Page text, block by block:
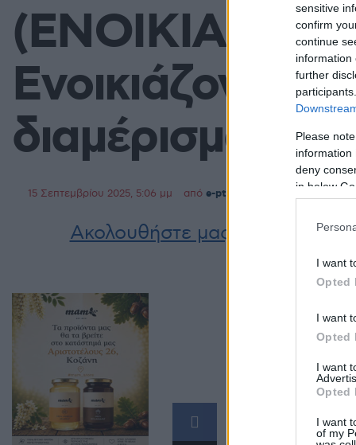
sensitive
confirm
continue
information
further
Please
information
deny
in below
I want
Opted
I want
Opted
I want
Opted
I want
of my
Ενοικιάζονται
διαμέρισμα 85
15 Σεπτεμβρίου 2025, 5:06 μμ από e-ptolemeos team
Ακολουθήστε μας στο Google